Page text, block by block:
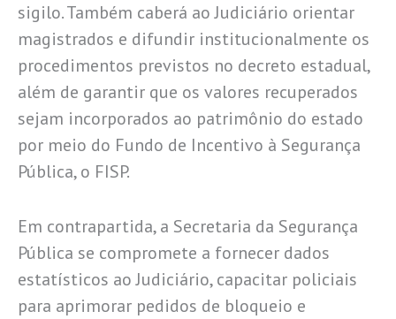
sigilo. Também caberá ao Judiciário orientar
magistrados e difundir institucionalmente os
procedimentos previstos no decreto estadual,
além de garantir que os valores recuperados
sejam incorporados ao patrimônio do estado
por meio do Fundo de Incentivo à Segurança
Pública, o FISP.
Em contrapartida, a Secretaria da Segurança
Pública se compromete a fornecer dados
estatísticos ao Judiciário, capacitar policiais
para aprimorar pedidos de bloqueio e